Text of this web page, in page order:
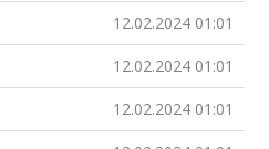
12.02.2024 01:01
12.02.2024 01:01
12.02.2024 01:01